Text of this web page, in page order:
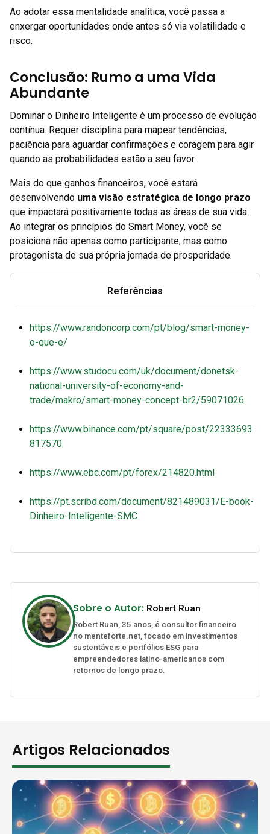
Ao adotar essa mentalidade analítica, você passa a
enxergar oportunidades onde antes só via volatilidade e
risco.
Conclusão: Rumo a uma Vida
Abundante
Dominar o Dinheiro Inteligente é um processo de evolução
contínua. Requer disciplina para mapear tendências,
paciência para aguardar confirmações e coragem para agir
quando as probabilidades estão a seu favor.
Mais do que ganhos financeiros, você estará
desenvolvendo uma visão estratégica de longo prazo
que impactará positivamente todas as áreas de sua vida.
Ao integrar os princípios do Smart Money, você se
posiciona não apenas como participante, mas como
protagonista de sua própria jornada de prosperidade.
Referências
https://www.randoncorp.com/pt/blog/smart-money-
o-que-e/
https://www.studocu.com/uk/document/donetsk-
national-university-of-economy-and-
trade/makro/smart-money-concept-br2/59071026
https://www.binance.com/pt/square/post/22333693
817570
https://www.ebc.com/pt/forex/214820.html
https://pt.scribd.com/document/821489031/E-book-
Dinheiro-Inteligente-SMC
Sobre o Autor: Robert Ruan
Robert Ruan, 35 anos, é consultor financeiro
no menteforte.net, focado em investimentos
sustentáveis e portfólios ESG para
empreendedores latino-americanos com
retornos de longo prazo.
Artigos Relacionados